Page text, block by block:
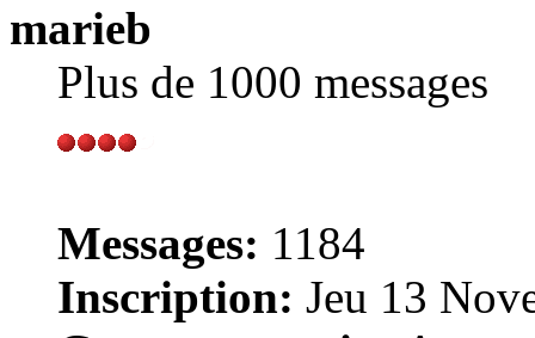
marieb
Plus de 1000 messages
Messages: 1184
Inscription: Jeu 13